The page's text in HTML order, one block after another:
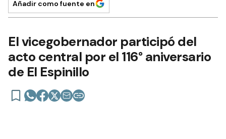
Añadir como fuente en
El vicegobernador participó del
acto central por el 116° aniversario
de El Espinillo